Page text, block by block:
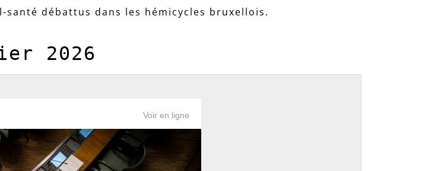
débattus dans les hémicycles bruxellois.
2026